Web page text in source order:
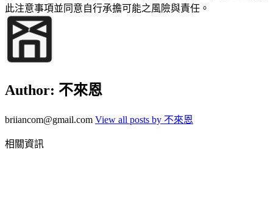
此注意事項並同意自行承擔可能之風險與責任。
Author: 不來恩
briiancom@gmail.com View all posts by 不來恩
相關資訊